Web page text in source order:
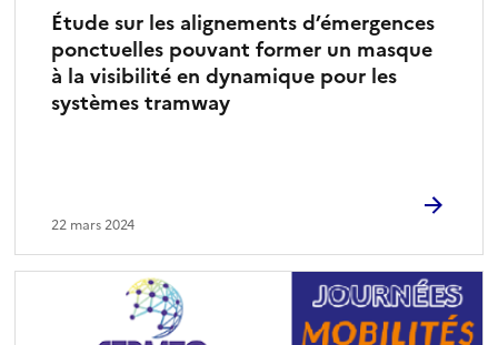
Étude sur les alignements d’émergences
ponctuelles pouvant former un masque
à la visibilité en dynamique pour les
systèmes tramway
22 mars 2024